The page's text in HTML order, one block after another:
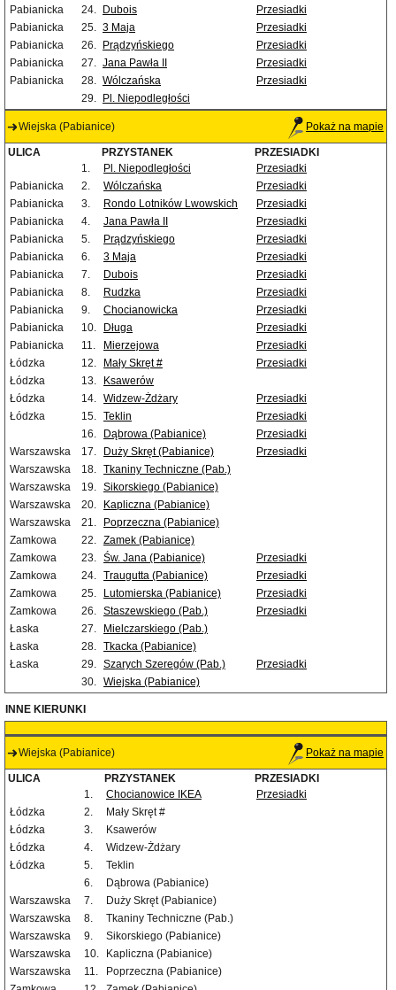
Pabianicka
24. Dubois
Przesiadki
Pabianicka
25. 3 Maja
Przesiadki
Pabianicka
26. Prądzyńskiego
Przesiadki
Pabianicka
27. Jana Pawła II
Przesiadki
Pabianicka
28. Wólczańska
Przesiadki
29.
Pl. Niepodległości
Wiejska (Pabianice) Pokaż na mapie
ULICA PRZYSTANEK
PRZESIADKI
1.
Pl. Niepodległości
Przesiadki
Pabianicka
2. Wólczańska
Przesiadki
Pabianicka
3. Rondo Lotników Lwowskich
Przesiadki
Pabianicka
4. Jana Pawła II
Przesiadki
Pabianicka
5. Prądzyńskiego
Przesiadki
Pabianicka
6. 3 Maja
Przesiadki
Pabianicka
7. Dubois
Przesiadki
Pabianicka
8. Rudzka
Przesiadki
Pabianicka
9. Chocianowicka
Przesiadki
Pabianicka
10. Długa
Przesiadki
Pabianicka
11. Mierzejowa
Przesiadki
Łódzka
12. Mały Skręt #
Przesiadki
Łódzka
13.
Ksawerów
Łódzka
14. Widzew-Żdżary
Przesiadki
Łódzka
15. Teklin
Przesiadki
16.
Dąbrowa (Pabianice)
Przesiadki
Warszawska
17. Duży Skręt (Pabianice)
Przesiadki
Warszawska
18. Tkaniny Techniczne (Pab.)
Warszawska
19. Sikorskiego (Pabianice)
Warszawska
20.
Kapliczna (Pabianice)
Warszawska
21.
Poprzeczna (Pabianice)
Zamkowa
22. Zamek (Pabianice)
Zamkowa
23. Św. Jana (Pabianice)
Przesiadki
Zamkowa
24. Traugutta (Pabianice)
Przesiadki
Zamkowa
25. Lutomierska (Pabianice)
Przesiadki
Zamkowa
26. Staszewskiego (Pab.)
Przesiadki
Łaska
27.
Mielczarskiego (Pab.)
Łaska
28. Tkacka (Pabianice)
Łaska
29. Szarych Szeregów (Pab.)
Przesiadki
30. Wiejska (Pabianice)
INNE KIERUNKI
Wiejska (Pabianice) Pokaż na mapie
ULICA PRZYSTANEK
PRZESIADKI
1.
Chocianowice IKEA
Przesiadki
Łódzka
2.
Mały Skręt #
Łódzka
3.
Ksawerów
Łódzka
4.
Widzew-Żdżary
Łódzka
5.
Teklin
6.
Dąbrowa (Pabianice)
Warszawska
7.
Duży Skręt (Pabianice)
Warszawska
8.
Tkaniny Techniczne (Pab.)
Warszawska
9.
Sikorskiego (Pabianice)
Warszawska
10.
Kapliczna (Pabianice)
Warszawska
11.
Poprzeczna (Pabianice)